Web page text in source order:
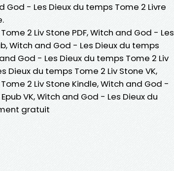
- Les Dieux du temps Tome 2 Livre
2 Liv Stone PDF, Witch and God - Les
Witch and God - Les Dieux du temps
God - Les Dieux du temps Tome 2 Liv
Dieux du temps Tome 2 Liv Stone VK,
2 Liv Stone Kindle, Witch and God -
VK, Witch and God - Les Dieux du
gratuit